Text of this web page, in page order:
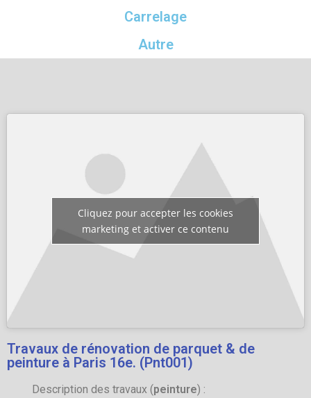
Carrelage
Autre
Cliquez pour accepter les cookies
marketing et activer ce contenu
Travaux de rénovation de parquet & de
peinture à Paris 16e. (Pnt001)
Description des travaux (peinture) :